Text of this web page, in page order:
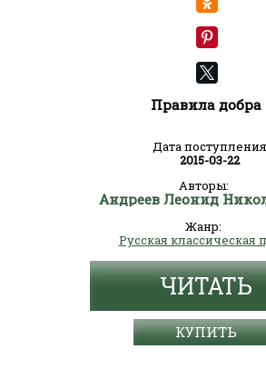
Правила добра
Дата поступления
2015-03-22
Авторы:
Андреев Леонид
Жанр:
Русская классическая
ЧИТАТЬ
КУПИТЬ